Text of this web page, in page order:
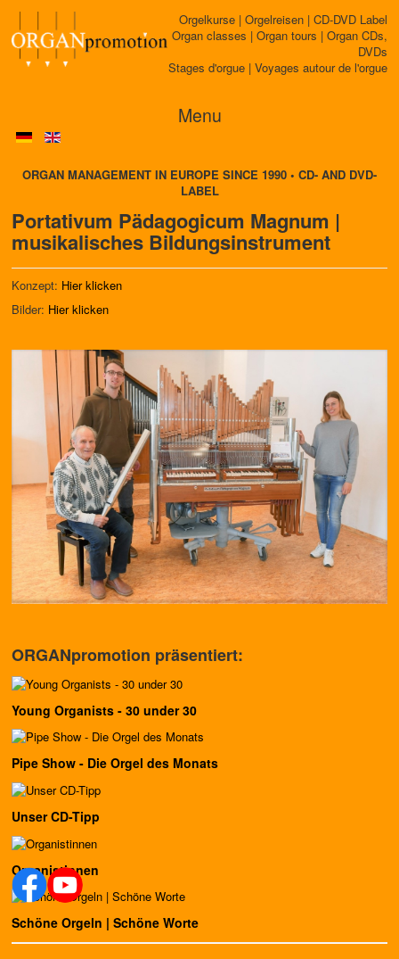
Orgelkurse | Orgelreisen | CD-DVD Label
Organ classes | Organ tours | Organ CDs,
DVDs
Stages d'orgue | Voyages autour de l'orgue
Menu
ORGAN MANAGEMENT IN EUROPE SINCE 1990 • CD- AND DVD-
LABEL
Portativum Pädagogicum Magnum |
musikalisches BiIdungsinstrument
Konzept: Hier klicken
Bilder: Hier klicken
ORGANpromotion präsentiert:
Young Organists - 30 under 30
Pipe Show - Die Orgel des Monats
Unser CD-Tipp
Organistinnen
Schöne Orgeln | Schöne Worte